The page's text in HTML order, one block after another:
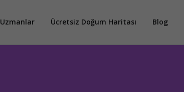
Uzmanlar Ücretsiz Doğum Haritası Blog